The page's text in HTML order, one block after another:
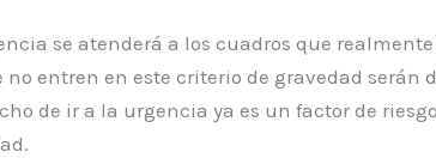
se atenderá a los cuadros que
no entren en este criterio de gravedad serán
de ir a la urgencia ya es un factor de